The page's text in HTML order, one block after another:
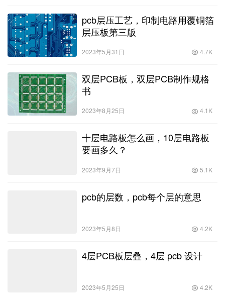
pcb层压工艺，印制电路用覆铜箔
层压板第三版
2023年5月31日 4.7K
双层PCB板，双层PCB制作规格
书
2023年8月25日 4.1K
十层电路板怎么画，10层电路板
要画多久？
2023年9月7日 5.1K
pcb的层数，pcb每个层的意思
2023年5月8日 4.2K
4层PCB板层叠，4层 pcb 设计
2023年5月25日 4.2K